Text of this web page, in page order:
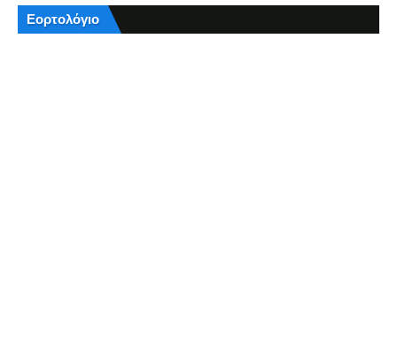
Εορτολόγιο